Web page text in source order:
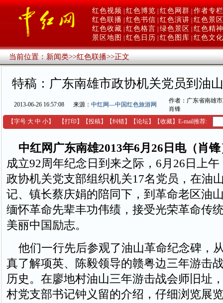
红色视频 红色博览 红色网群 作者专栏
红色联播 红色书信 红色演讲 红色景区
红色收藏 红色格言 绿色景区
红色精神
景区地图
红色日历 红色图库 红色文化
当前位置：新闻类>>红色联播>>正文
特稿：广东南雄市政协机关党员到油
2013-06-26 16:57:08 来源： 中红网—中国红色旅游网
作者：广东省南雄
肖锋
【字号 大 中 小】 【打印 】 【投稿】 【纠错】 【论坛】 【收藏】 E-mail推荐:
中红网广东南雄2013年6月26日电（肖锋
成立92周年纪念日到来之际，6月26日上
政协机关党支部组织机关17名党员，在油
记、镇长蔡庆娟的陪同下，到革命老区油
缅怀革命先辈丰功伟绩，接受光荣革命传
美丽中国励志。
他们一行先后参观了油山革命纪念碑，
真了解项英、陈毅领导的赣粤边三年游击
历史。在廖地村油山三年游击战会师旧址
村党支部书记钟义留的介绍，仔细浏览展